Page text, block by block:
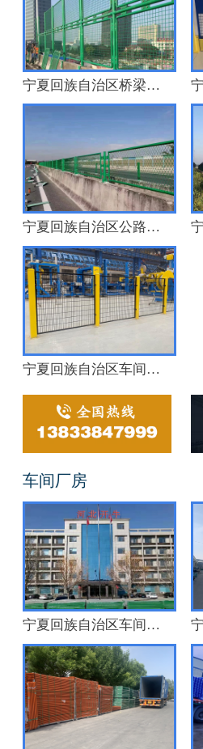
宁夏回族自治区桥梁防抛网
宁夏回族自治区公路防眩网
宁夏回族自治区车间机器人护栏
车间厂房
宁夏回族自治区车间厂房